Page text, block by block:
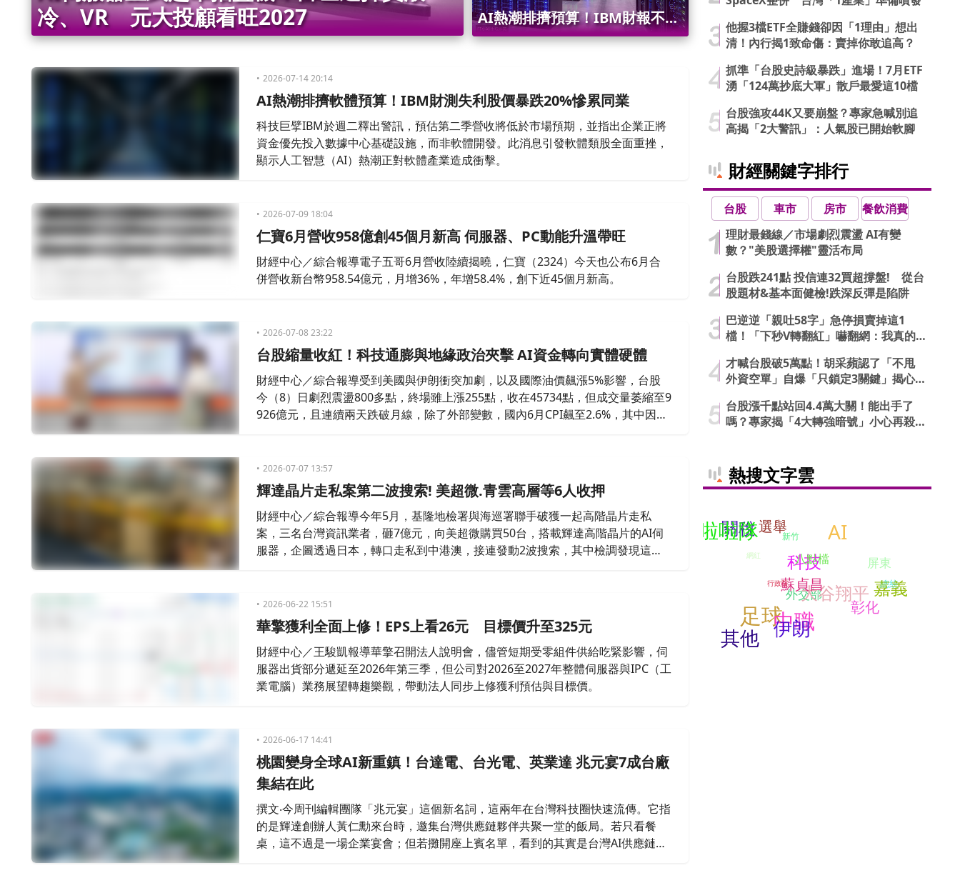
冷、VR 元大投顧看旺2027
AI熱潮排擠預算！IBM財報不如
預期股價重挫24%
2026-07-14 20:14
AI熱潮排擠軟體預算！IBM財測失利股價暴跌20%慘累同業
科技巨擘IBM於週二釋出警訊，預估第二季營收將低於市場預期，並指出企業正將
資金優先投入數據中心基礎設施，而非軟體開發。此消息引發軟體類股全面重挫，
顯示人工智慧（AI）熱潮正對軟體產業造成衝擊。
2026-07-09 18:04
仁寶6月營收958億創45個月新高 伺服器、PC動能升溫帶旺
財經中心／綜合報導電子五哥6月營收陸續揭曉，仁寶（2324）今天也公布6月合
併營收新台幣958.54億元，月增36%，年增58.4%，創下近45個月新高。
2026-07-08 23:22
台股縮量收紅！科技通膨與地緣政治夾擊 AI資金轉向實體硬體
財經中心／綜合報導受到美國與伊朗衝突加劇，以及國際油價飆漲5%影響，台股
今（8）日劇烈震盪800多點，終場雖上漲255點，收在45734點，但成交量萎縮至9
926億元，且連續兩天跌破月線，除了外部變數，國內6月CPI飆至2.6%，其中因為
2026-07-07 13:57
輝達晶片走私案第二波搜索! 美超微.青雲高層等6人收押
財經中心／綜合報導今年5月，基隆地檢署與海巡署聯手破獲一起高階晶片走私
案，三名台灣資訊業者，砸7億元，向美超微購買50台，搭載輝達高階晶片的AI伺
服器，企圖透過日本，轉口走私到中港澳，接連發動2波搜索，其中檢調發現這個
2026-06-22 15:51
華擎獲利全面上修！EPS上看26元 目標價升至325元
財經中心／王駿凱報導華擎召開法人說明會，儘管短期受零組件供給吃緊影響，伺
服器出貨部分遞延至2026年第三季，但公司對2026至2027年整體伺服器與IPC（工
業電腦）業務展望轉趨樂觀，帶動法人同步上修獲利預估與目標價。
2026-06-17 14:41
桃園變身全球AI新重鎮！台達電、台光電、英業達 兆元宴7成台廠
集結在此
撰文‧今周刊編輯團隊「兆元宴」這個新名詞，這兩年在台灣科技圈快速流傳。它指
的是輝達創辦人黃仁勳來台時，邀集台灣供應鏈夥伴共聚一堂的飯局。若只看餐
桌，這不過是一場企業宴會；但若攤開座上賓名單，看到的其實是台灣AI供應鏈的
他握3檔ETF全賺錢卻因「1理由」想出
清！內行揭1致命傷：賣掉你敢追高？
抓準「台股史詩級暴跌」進場！7月ETF
湧「124萬抄底大軍」散戶最愛這10檔
台股強攻44K又要崩盤？專家急喊別追
高揭「2大警訊」：人氣股已開始軟腳
財經關鍵字排行
台股 車市 房市
餐飲消費
理財最錢線／市場劇烈震盪 AI有變
數？"美股選擇權"靈活布局
台股跌241點 投信連32買超撐盤! 從台
股題材&基本面健檢!跌深反彈是陷阱
巴逆逆「親吐58字」急停損賣掉這1
檔！「下秒V轉翻紅」嚇翻網：我真的
才喊台股破5萬點！胡采蘋認了「不甩
外資空單」自爆「只鎖定3關鍵」揭心
台股漲千點站回4.4萬大關！能出手了
嗎？專家揭「4大轉強暗號」小心再殺
熱搜文字雲
屏東
新竹
其他
總統
選舉
關稅
科技
足球
網紅
外交部
AI
彰化
嘉義
八點檔
啦啦隊
中職
大谷翔平
蘇貞昌
行政院
伊朗